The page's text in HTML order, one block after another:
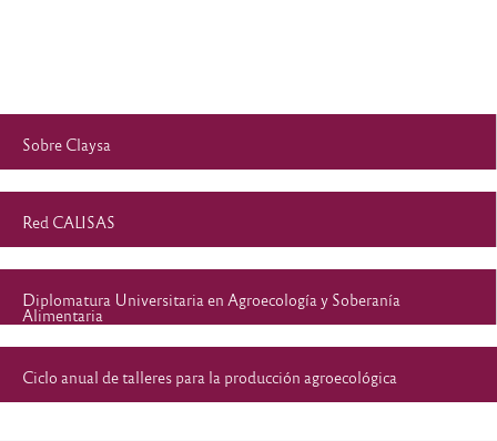
Sobre Claysa
Red CALISAS
Diplomatura Universitaria en Agroecología y Soberanía
Alimentaria
Ciclo anual de talleres para la producción agroecológica